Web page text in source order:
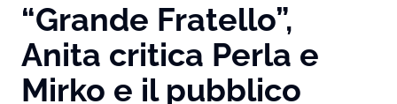
“Grande Fratello”,
Anita critica Perla e
Mirko e il pubblico